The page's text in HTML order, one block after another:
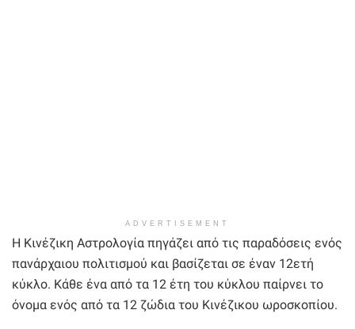
ADVERTISEMENT
Η Κινέζικη Αστρολογία πηγάζει από τις παραδόσεις ενός
πανάρχαιου πολιτισμού και βασίζεται σε έναν 12ετή
κύκλο. Κάθε ένα από τα 12 έτη του κύκλου παίρνει το
όνομα ενός από τα 12 ζώδια του Κινέζικου ωροσκοπίου.